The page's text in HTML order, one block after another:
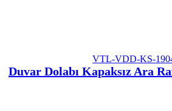
VTL-VDD-KS-
Duvar Dolabı Kapaksız Ara